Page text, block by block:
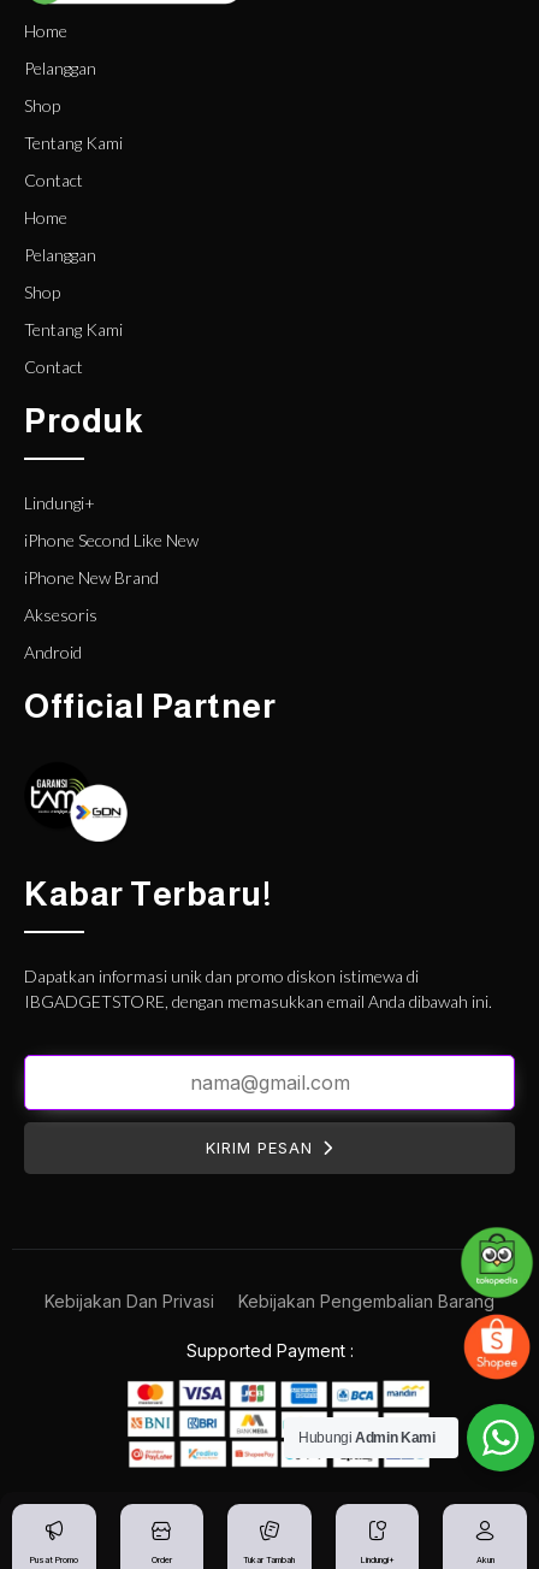
Home
Pelanggan
Shop
Tentang Kami
Contact
Home
Pelanggan
Shop
Tentang Kami
Contact
Produk
Lindungi+
iPhone Second Like New
iPhone New Brand
Aksesoris
Android
Official Partner
Kabar Terbaru!
Dapatkan informasi unik dan promo diskon istimewa di
IBGADGETSTORE, dengan memasukkan email Anda dibawah ini.
KIRIM PESAN
Supported Payment :
Kebijakan Dan Privasi Kebijakan Pengembalian Barang
Pusat Promo Order Tukar Tambah Lindungi+ Akun
Hubungi Admin Kami